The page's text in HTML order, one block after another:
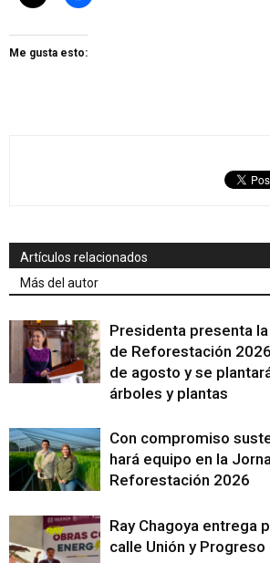
Me gusta esto:
Artículos relacionados
Más del autor
Presidenta presenta
de Reforestación
de agosto y se
árboles y plantas
Con compromiso
hará equipo en la
Reforestación 2026
Ray Chagoya entrega
calle Unión y Progreso